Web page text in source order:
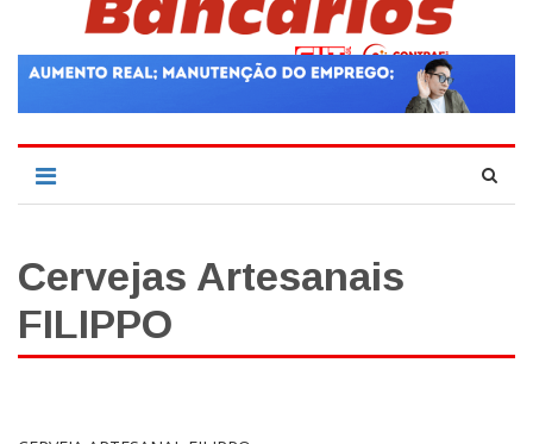
Cervejas Artesanais
FILIPPO